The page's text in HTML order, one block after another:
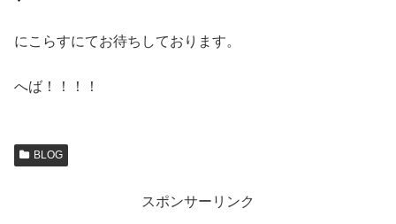
にこらすにてお待ちしております。
へば！！！！
BLOG
スポンサーリンク